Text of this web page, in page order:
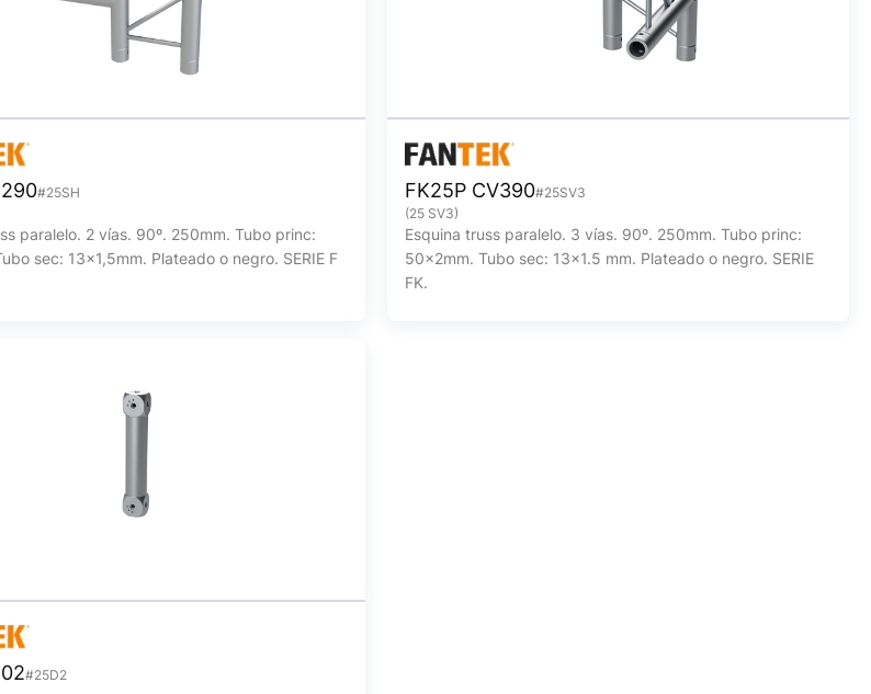
#25SH
paralelo. 2 vías. 90º. 250mm. Tubo princ:
sec: 13x1,5mm. Plateado o negro. SERIE F
FK25P CV390#25SV3
(25 SV3)
Esquina truss paralelo. 3 vías. 90º. 250mm. Tubo princ:
50x2mm. Tubo sec: 13x1.5 mm. Plateado o negro. SERIE
FK.
#25D2